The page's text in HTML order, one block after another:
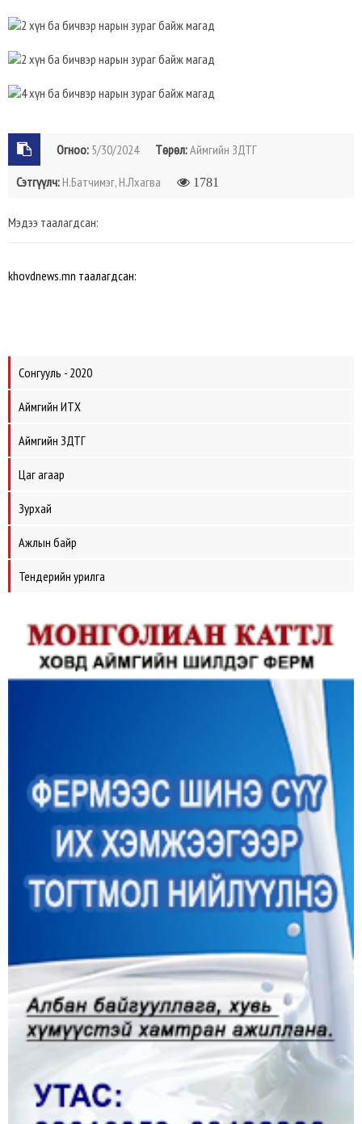
Огноо: 5/30/2024 Төрөл:Аймгийн ЗДТГ
Сэтгүүлч: Н.Батчимэг, Н.Лхагва 1781
Мэдээ таалагдсан:
khovdnews.mn таалагдсан:
Сонгууль - 2020
Аймгийн ИТХ
Аймгийн ЗДТГ
Цаг агаар
Зурхай
Ажлын байр
Тендерийн урилга